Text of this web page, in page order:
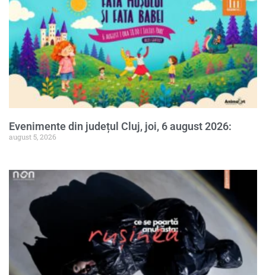
Evenimente din județul Cluj, joi, 6 august 2026:
august 5, 2026